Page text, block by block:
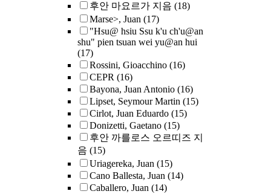
후안 마요르가 지음 (18)
Marse>, Juan (17)
"Hsu@ hsiu Ssu k'u ch'u@an
shu" pien tsuan wei yu@an hui
(17)
Rossini, Gioacchino (16)
CEPR (16)
Bayona, Juan Antonio (16)
Lipset, Seymour Martin (15)
Cirlot, Juan Eduardo (15)
Donizetti, Gaetano (15)
후안 까를로스 오르띠즈 지
음 (15)
Uriagereka, Juan (15)
Cano Ballesta, Juan (14)
Caballero, Juan (14)